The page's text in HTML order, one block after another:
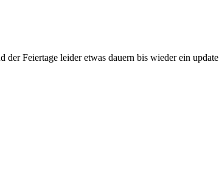
der Feiertage leider etwas dauern bis wieder ein